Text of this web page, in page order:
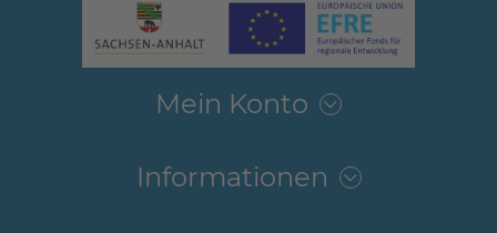
Mein Konto
Informationen